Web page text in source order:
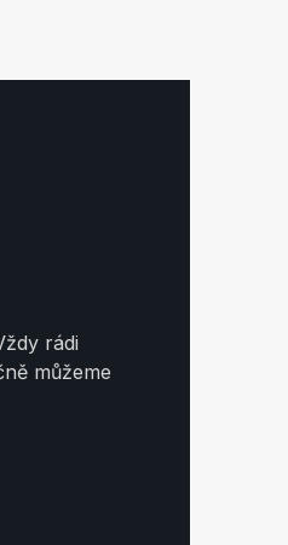
rádi
můžeme